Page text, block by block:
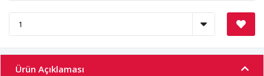
Ürün Açıklaması